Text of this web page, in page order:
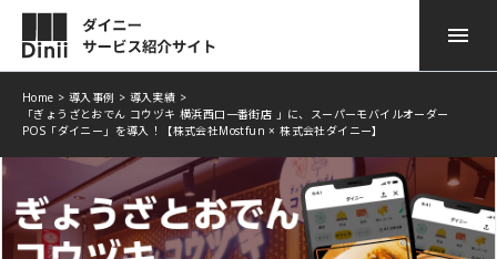
サービスのご紹介
導入事例
ニュース
ダイニー POSレジ
ダイニー モバイル オーダー
ダイニー 顧客管理
Home > 導入事例 > 導入実績 >
「ぎょうざとおでん コウヅキ 横浜西口一番街店 」に、スーパーモバイルオーダー
POS「ダイニー」を導入！【株式会社Mostfun × 株式会社ダイニー】